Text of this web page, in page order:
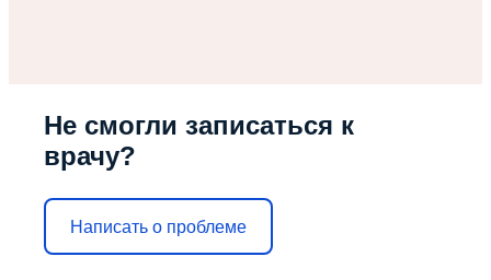
Не смогли записаться к
врачу?
Написать о проблеме